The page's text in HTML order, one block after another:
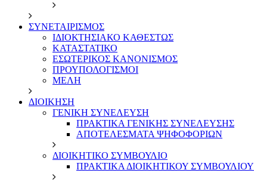
ΣΥΝΕΤΑΙΡΙΣΜΟΣ
ΙΔΙΟΚΤΗΣΙΑΚΟ ΚΑΘΕΣΤΩΣ
ΚΑΤΑΣΤΑΤΙΚΟ
ΕΣΩΤΕΡΙΚΟΣ ΚΑΝΟΝΙΣΜΟΣ
ΠΡΟΥΠΟΛΟΓΙΣΜΟΙ
ΜΕΛΗ
ΔΙΟΙΚΗΣΗ
ΓΕΝΙΚΗ ΣΥΝΕΛΕΥΣΗ
ΠΡΑΚΤΙΚΑ ΓΕΝΙΚΗΣ ΣΥΝΕΛΕΥΣΗΣ
ΑΠΟΤΕΛΕΣΜΑΤΑ ΨΗΦΟΦΟΡΙΩΝ
ΔΙΟΙΚΗΤΙΚΟ ΣΥΜΒΟΥΛΙΟ
ΠΡΑΚΤΙΚΑ ΔΙΟΙΚΗΤΙΚΟΥ ΣΥΜΒΟΥΛΙΟΥ